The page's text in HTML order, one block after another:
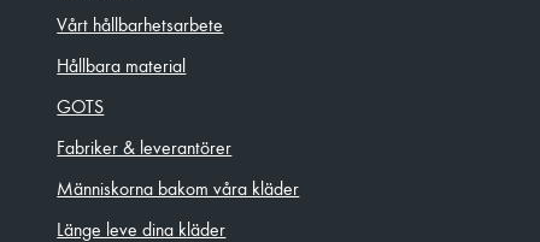
Vårt hållbarhetsarbete
Hållbara material
GOTS
Fabriker & leverantörer
Människorna bakom våra kläder
Länge leve dina kläder